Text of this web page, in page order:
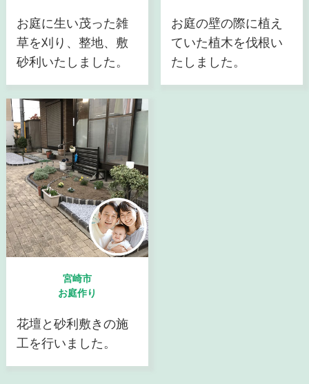
お庭に生い茂った雑
草を刈り、整地、敷
砂利いたしました。
お庭の壁の際に植え
ていた植木を伐根い
たしました。
宮崎市
お庭作り
花壇と砂利敷きの施
工を行いました。